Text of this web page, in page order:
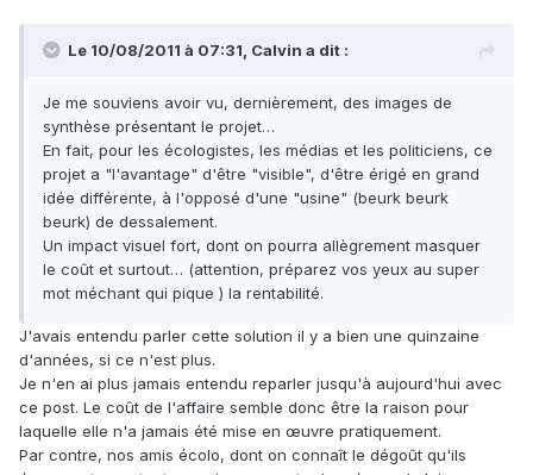
Le 10/08/2011 à 07:31, Calvin a dit :
Je me souviens avoir vu, dernièrement, des images de
synthèse présentant le projet…
En fait, pour les écologistes, les médias et les politiciens, ce
projet a "l'avantage" d'être "visible", d'être érigé en grand
idée différente, à l'opposé d'une "usine" (beurk beurk
beurk) de dessalement.
Un impact visuel fort, dont on pourra allègrement masquer
le coût et surtout… (attention, préparez vos yeux au super
mot méchant qui pique ) la rentabilité.
J'avais entendu parler cette solution il y a bien une quinzaine
d'années, si ce n'est plus.
Je n'en ai plus jamais entendu reparler jusqu'à aujourd'hui avec
ce post. Le coût de l'affaire semble donc être la raison pour
laquelle elle n'a jamais été mise en œuvre pratiquement.
Par contre, nos amis écolo, dont on connaît le dégoût qu'ils